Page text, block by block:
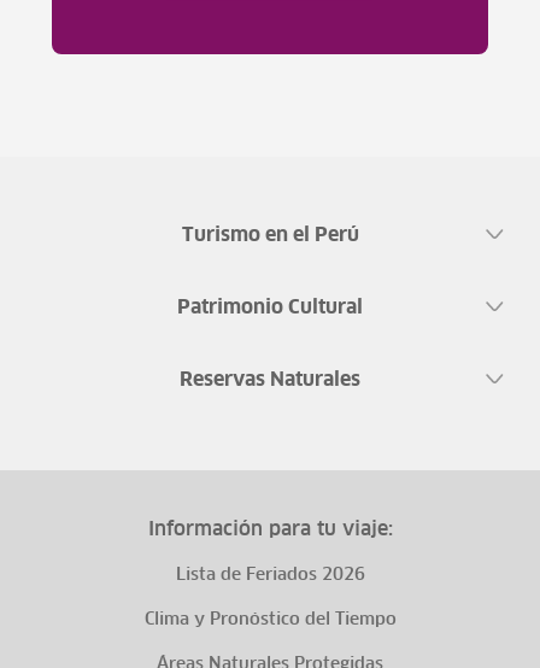
Turismo en el Perú
Patrimonio Cultural
Reservas Naturales
Información para tu viaje:
Lista de Feriados 2026
Clima y Pronóstico del Tiempo